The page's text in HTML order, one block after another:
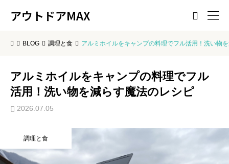
アウトドアMAX 
BLOG 調理と食 アルミホイルをキャンプの料理でフル活用！洗い物
アルミホイルをキャンプの料理でフル
活用！洗い物を減らす魔法のレシピ
2026.07.05
調理と食